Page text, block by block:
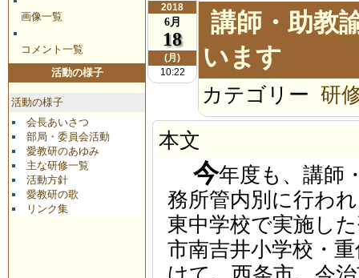
画像一覧
コメント一覧
活動の様子
活動の様子
会長あいさつ
部局・委員会活動
愛教研のあゆみ
主な研修一覧
活動方針
愛教研の歌
リンク集
2018
6月
18
(月)
10:22
講師・助教
います
カテゴリー 研
本文
今年度も、講師
務所管内別に行わ
東中学校で実施し
市南吉井小学校・